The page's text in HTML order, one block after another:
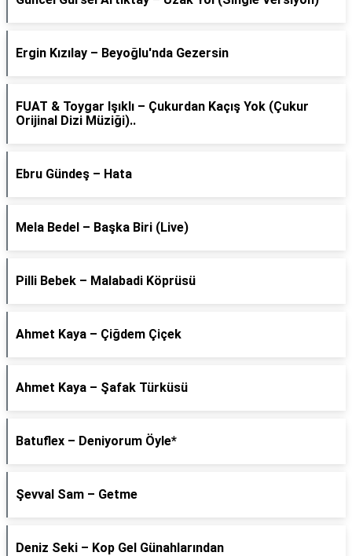
Ergin Kızılay – Beyoğlu'nda Gezersin
FUAT & Toygar Işıklı – Çukurdan Kaçış Yok (Çukur
Orijinal Dizi Müziği)..
Ebru Gündeş – Hata
Mela Bedel – Başka Biri (Live)
Pilli Bebek – Malabadi Köprüsü
Ahmet Kaya – Çiğdem Çiçek
Ahmet Kaya – Şafak Türküsü
Batuflex – Deniyorum Öyle*
Şevval Sam – Getme
Deniz Seki – Kop Gel Günahlarından